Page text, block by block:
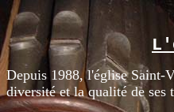
Depuis 1988, l'église Saint-
diversité et la qualité de ses